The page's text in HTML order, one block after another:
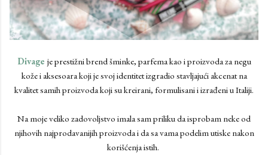
Divage je prestižni brend šminke, parfema kao i proizvoda za negu
kože i aksesoara koji je svoj identitet izgradio stavljajući akcenat na
kvalitet samih proizvoda koji su kreirani, formulisani i izrađeni u Italiji.
Na moje veliko zadovoljstvo imala sam priliku da isprobam neke od
njihovih najprodavanijih proizvoda i da sa vama podelim utiske nakon
korišćenja istih.